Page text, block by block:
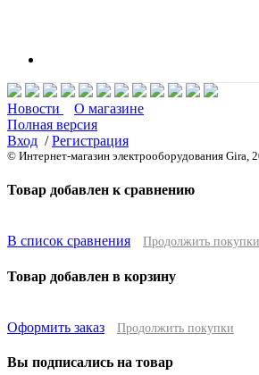
Новости
О магазине
Полная версия
Вход /Регистрация
© Интернет-магазин электрооборудования Gira,
Товар добавлен к сравнению
В список сравнения Продолжить покупки
Товар добавлен в корзину
Оформить заказ Продолжить покупки
Вы подписались на товар